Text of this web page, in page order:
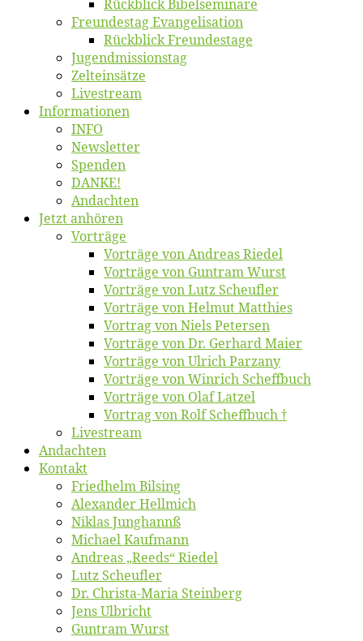
Rück­blick Bibelseminare
Freun­des­tag Evangelisation
Rück­blick Freundestage
Jugend­mis­sions­tag
Zelt­ein­sät­ze
Live­stream
Informatio­nen
INFO
News­let­ter
Spen­den
DANKE!
An­dach­ten
Jetzt an­hö­ren
Vor­trä­ge
Vor­trä­ge von An­dre­as Riedel
Vor­trä­ge von Gun­tram Wurst
Vor­trä­ge von Lutz Scheufler
Vor­trä­ge von Hel­mut Matthies
Vor­trag von Niels Petersen
Vor­trä­ge von Dr. Ger­hard Maier
Vor­trä­ge von Ul­rich Parzany
Vor­trä­ge von Win­rich Scheffbuch
Vor­trä­ge von Olaf Latzel
Vor­trag von Rolf Scheffbuch †
Live­stream
An­dach­ten
Kon­takt
Fried­helm Bilsing
Alex­an­der Hellmich
Ni­klas Junghannß
Mi­cha­el Kaufmann
An­dre­as „Reeds“ Riedel
Lutz Scheuf­ler
Dr. Chris­­ta-Ma­ria Steinberg
Jens Ulb­richt
Gun­tram Wurst